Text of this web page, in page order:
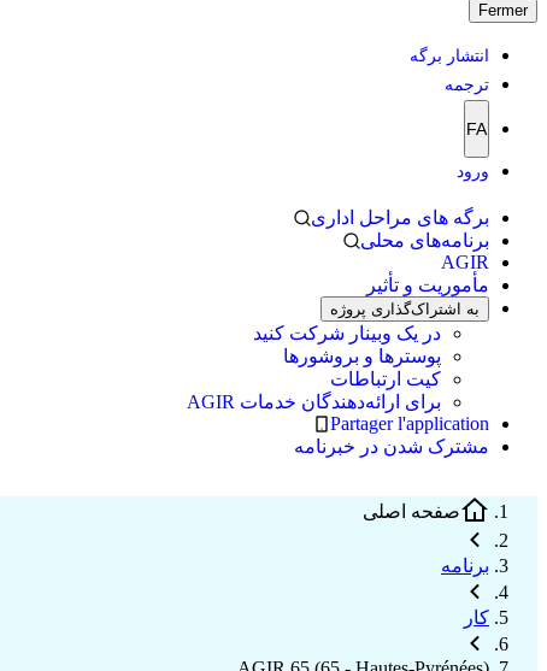
Fermer
انتشار برگه
ترجمه
FA
ورود
برگه های مراحل اداری
برنامه‌های محلی
AGIR
مأموریت و تأثیر
به اشتراک‌گذاری پروژه
در یک وبینار شرکت کنید
پوسترها و بروشورها
کیت ارتباطات
برای ارائه‌دهندگان خدمات AGIR
Partager l'application
مشترک شدن در خبرنامه
صفحه اصلی
برنامه
کار